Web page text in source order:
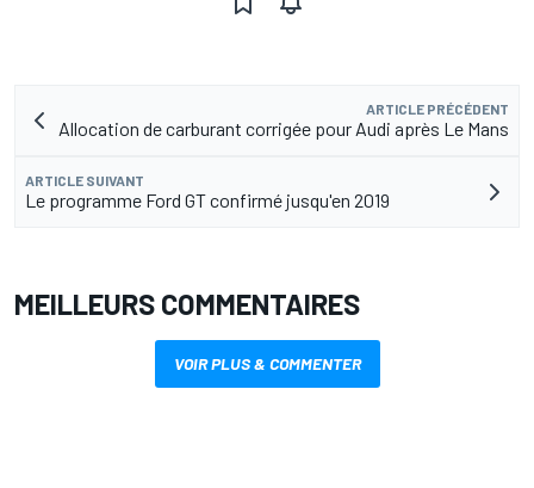
ARTICLE PRÉCÉDENT
Allocation de carburant corrigée pour Audi après Le Mans
ARTICLE SUIVANT
Le programme Ford GT confirmé jusqu'en 2019
MEILLEURS COMMENTAIRES
VOIR PLUS & COMMENTER